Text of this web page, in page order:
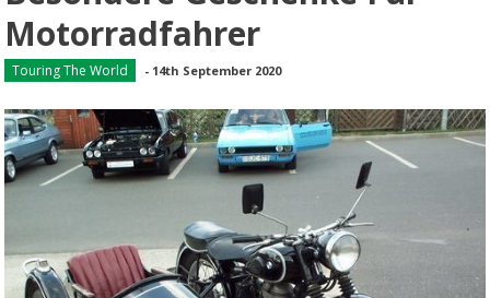
Motorradfahrer
Touring The World - 14th September 2020